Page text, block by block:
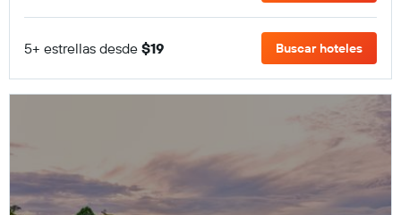
5+ estrellas desde $19 Buscar hoteles